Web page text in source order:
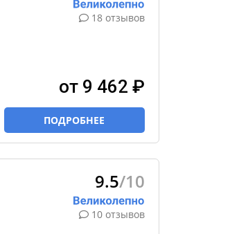
18 отзывов
от 9 462 ₽
ПОДРОБНЕЕ
9.5/10
10 отзывов